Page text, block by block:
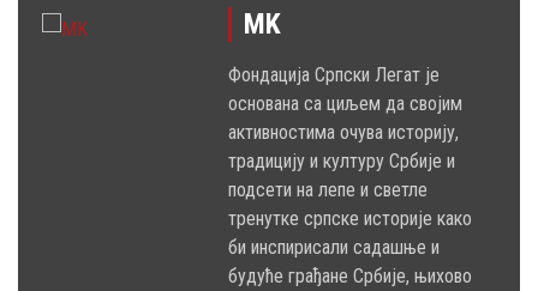
MK
Фондација Српски Легат је
основана са циљем да својим
активностима очува историју,
традицију и културу Србије и
подсети на лепе и светле
тренутке српске историје како
би инспирисали садашње и
будуће грађане Србије, њихово